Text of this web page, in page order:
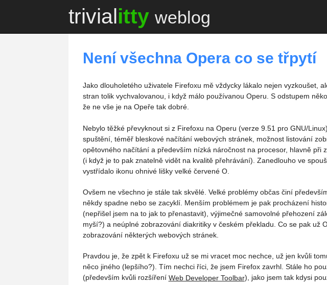
trivialitty weblog
Není všechna Opera co se třpytí
Jako dlouholetého uživatele Firefoxu mě vždycky lákalo nejen vyzkoušet,
stran tolik vychvalovanou, i když málo používanou Operu. S odstupem
že ne vše je na Opeře tak dobré.
Nebylo těžké převyknout si z Firefoxu na Operu (verze 9.51 pro GNU/
spuštění, téměř bleskové načítání webových stránek, možnost listování
opětovného načítání a především nízká náročnost na procesor, hlavně při
(i když je to pak znatelně vidět na kvalitě přehrávání). Zanedlouho ve
vystřídalo ikonu ohnivé lišky velké červené O.
Ovšem ne všechno je stále tak skvělé. Velké problémy občas činí
někdy spadne nebo se zacyklí. Menším problémem je pak procházení
(nepřišel jsem na to jak to přenastavit), výjimečné samovolné přehození
myší?) a neúplné zobrazování diakritiky v českém překladu. Co se pak už
zobrazování některých webových stránek.
Pravdou je, že zpět k Firefoxu už se mi vracet moc nechce, už jen kvůli
něco jiného (lepšího?). Tím nechci říci, že jsem Firefox zavrhl. Stále ho
(především kvůli rozšíření Web Developer Toolbar), jako jsem tak kdysi